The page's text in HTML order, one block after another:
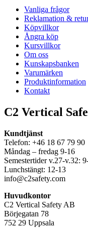
Vanliga frågor
Reklamation &
Köpvillkor
Ångra köp
Kursvillkor
Om oss
Kunskapsbanken
Varumärken
Produktinformation
Kontakt
C2 Vertical
Kundtjänst
Telefon: +46 18 67 79 90
Måndag – fredag 9-16
Semestertider v.27-v.32:
Lunchstängt: 12-13
info@c2safety.com
Huvudkontor
C2 Vertical Safety AB
Börjegatan 78
752 29 Uppsala